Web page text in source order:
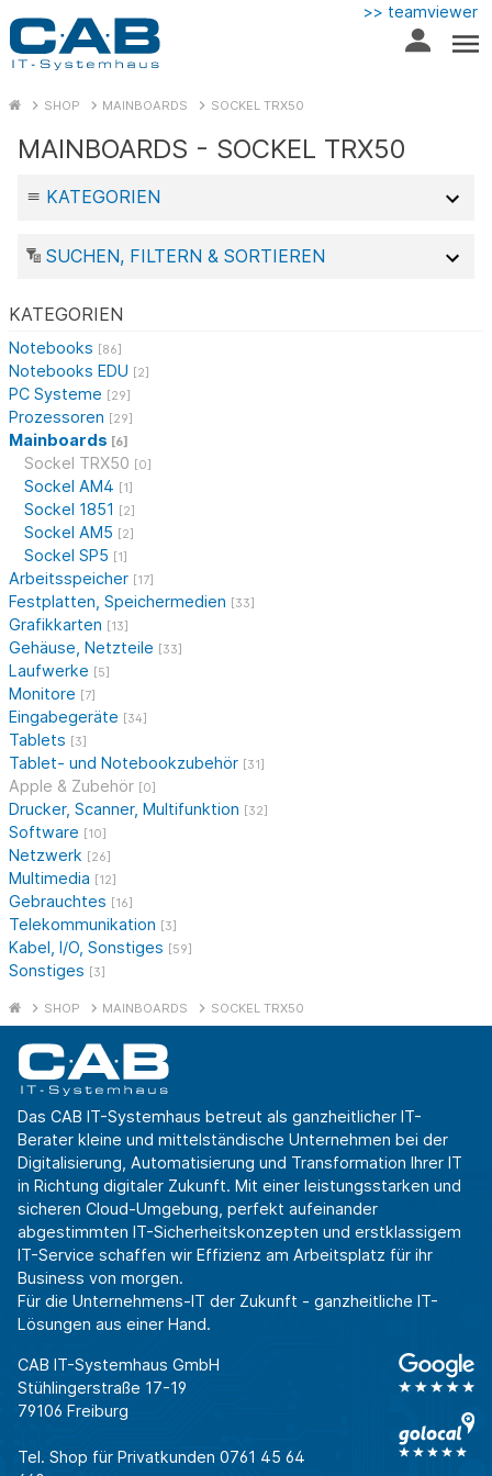
>> teamviewer
SHOP MAINBOARDS SOCKEL TRX50
KATEGORIEN
Notebooks [86]
Notebooks EDU [2]
PC Systeme [29]
Prozessoren [29]
Mainboards [6]
Sockel TRX50 [0]
Sockel AM4 [1]
Sockel 1851 [2]
Sockel AM5 [2]
Sockel SP5 [1]
Arbeitsspeicher [17]
Festplatten, Speichermedien [33]
Grafikkarten [13]
Gehäuse, Netzteile [33]
Laufwerke [5]
Monitore [7]
Eingabegeräte [34]
Tablets [3]
Tablet- und Notebookzubehör [31]
Apple & Zubehör [0]
Drucker, Scanner, Multifunktion [32]
Software [10]
Netzwerk [26]
Multimedia [12]
Gebrauchtes [16]
Telekommunikation [3]
Kabel, I/O, Sonstiges [59]
Sonstiges [3]
MAINBOARDS - SOCKEL TRX50
KATEGORIEN
SUCHEN, FILTERN & SORTIEREN
SHOP MAINBOARDS SOCKEL TRX50
Das CAB IT-Systemhaus betreut als ganzheitlicher IT-
Berater kleine und mittelständische Unternehmen bei der
Digitalisierung, Automatisierung und Transformation Ihrer IT
in Richtung digitaler Zukunft. Mit einer leistungsstarken und
sicheren Cloud-Umgebung, perfekt aufeinander
abgestimmten IT-Sicherheitskonzepten und erstklassigem
IT-Service schaffen wir Effizienz am Arbeitsplatz für ihr
Business von morgen.
Für die Unternehmens-IT der Zukunft - ganzheitliche IT-
Lösungen aus einer Hand.
CAB IT-Systemhaus GmbH
Stühlingerstraße 17-19
79106 Freiburg
Tel. Shop für Privatkunden 0761 45 64